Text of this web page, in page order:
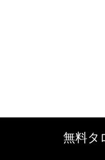
無料タ
無料タ